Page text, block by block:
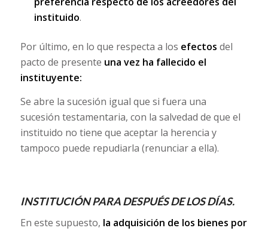
instituido.
Por último, en lo que respecta a los efectos del
pacto de presente una vez ha fallecido el
instituyente:
Se abre la sucesión igual que si fuera una
sucesión testamentaria, con la salvedad de que el
instituido no tiene que aceptar la herencia y
tampoco puede repudiarla (renunciar a ella).
INSTITUCIÓN PARA DESPUÉS DE LOS DÍAS.
En este supuesto, la adquisición de los bienes por